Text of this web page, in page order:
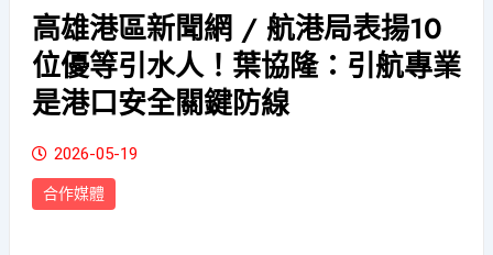
高雄港區新聞網 / 航港局表揚10
位優等引水人！葉協隆：引航專業
是港口安全關鍵防線
2026-05-19
合作媒體